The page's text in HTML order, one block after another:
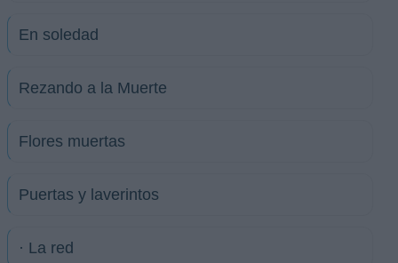
En soledad
Rezando a la Muerte
Flores muertas
Puertas y laverintos
· La red